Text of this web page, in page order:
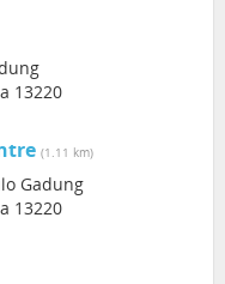
13220
(1.11 km)
Gadung
13220